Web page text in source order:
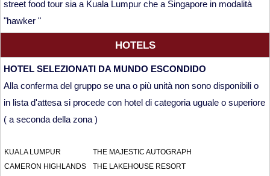
street food tour sia a Kuala Lumpur che a Singapore in modalità
"hawker "
HOTELS
HOTEL SELEZIONATI DA MUNDO ESCONDIDO
Alla conferma del gruppo se una o più unità non sono disponibili o
in lista d'attesa si procede con hotel di categoria uguale o superiore
( a seconda della zona )
KUALA LUMPUR
THE MAJESTIC AUTOGRAPH
CAMERON HIGHLANDS
THE LAKEHOUSE RESORT